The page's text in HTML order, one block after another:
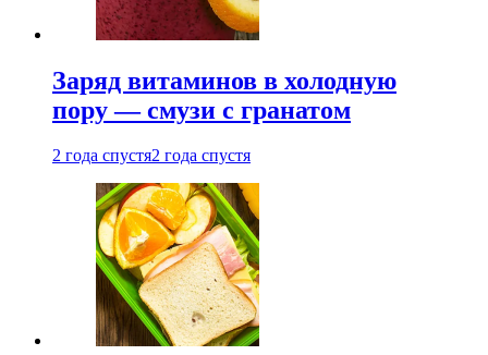
Заряд витаминов в холодную
пору — смузи с гранатом
2 года спустя2 года спустя